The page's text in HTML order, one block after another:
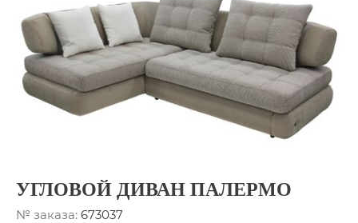
УГЛОВОЙ ДИВАН ПАЛЕРМО
№ заказа: 673037